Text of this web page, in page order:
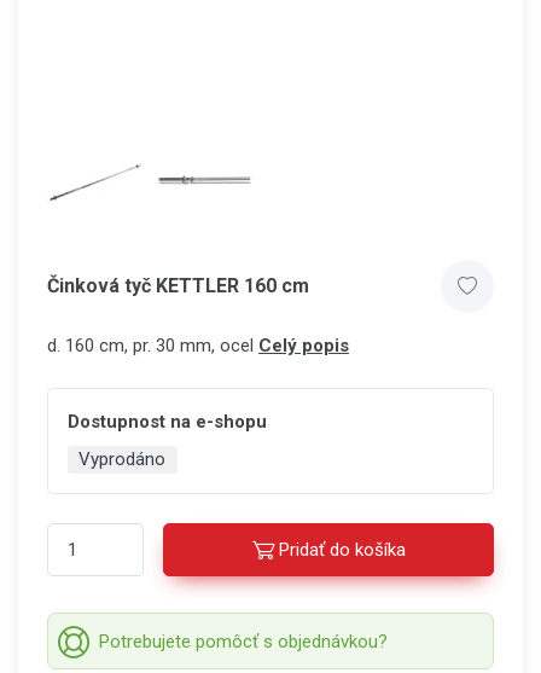
Činková tyč KETTLER 160 cm
d. 160 cm, pr. 30 mm, ocel Celý popis
Dostupnost na e-shopu
Vyprodáno
Pridať do košíka
Potrebujete pomôcť s objednávkou?